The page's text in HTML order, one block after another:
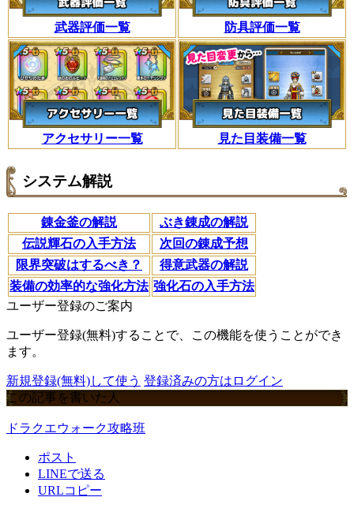
武器評価一覧 防具評価一覧
アクセサリー一覧 見た目装備一覧
システム解説
錬金釜の解説
ぶき錬成の解説
伝説輝石の入手方法
次回の錬成予想
限界突破はするべき？
得意武器の解説
装備の効率的な強化方法 強化石の入手方法
ユーザー登録のご案内
ユーザー登録(無料)することで、この機能を使うことができ
ます。
新規登録(無料)して使う 登録済みの方はログイン
この記事を書いた人
ドラクエウォーク攻略班
ポスト
LINEで送る
URLコピー